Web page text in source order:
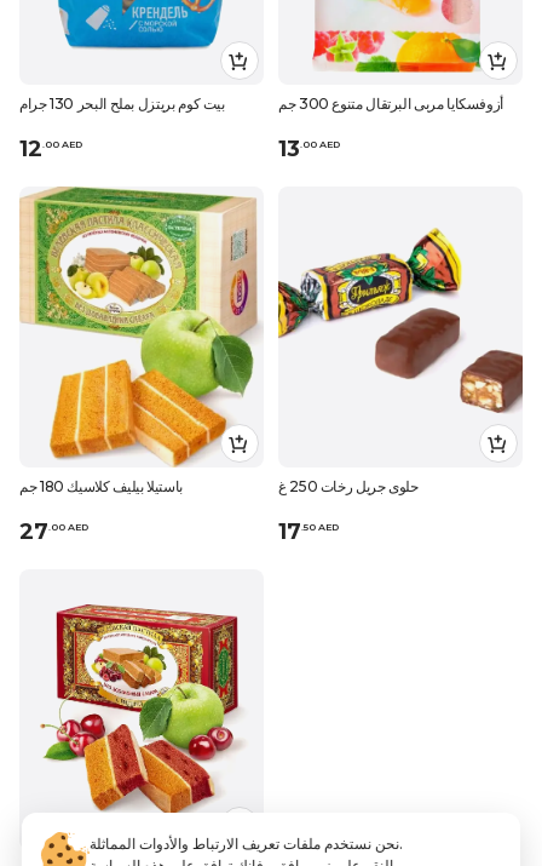
بيت كوم بريتزل بملح البحر 130 جرام
12 00 AED
أزوفسكايا مربى البرتقال متنوع 300 جم
13 00 AED
باستيلا بيليف كلاسيك 180 جم
27 00 AED
حلوى جريل رخات 250 غ
17 50 AED
نحن نستخدم ملفات تعريف الارتباط والأدوات المماثلة.